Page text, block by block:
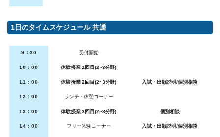
1日のタイムスケジュール 共通
9：30 受付開始
10：00 体験授業 1回目(2~3分野)
11：00 体験授業 2回目(2~3分野) 入試・出願説明/個別相談
12：00 ランチ・休憩コーナー
13：00 体験授業 3回目(2~3分野) 個別相談
14：00 フリー体験コーナー 入試・出願説明/個別相談